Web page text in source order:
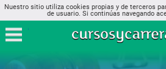
Nuestro sitio utiliza cookies propias y de terceros
de usuario. Si continúas navegando